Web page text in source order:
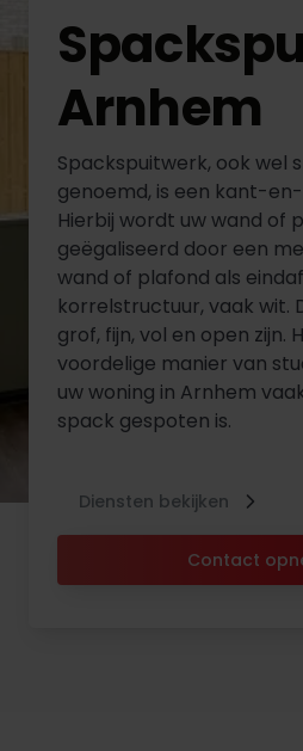
Arnhem
Spackspuitwerk, ook wel
genoemd, is een kant-
Hierbij wordt uw wand of
geëgaliseerd door een
wand of plafond als
korrelstructuur, vaak wit.
grof, fijn, vol en open zijn.
voordelige manier van
uw woning in Arnhem
spack gespoten is.
Contact
Diensten bekijken